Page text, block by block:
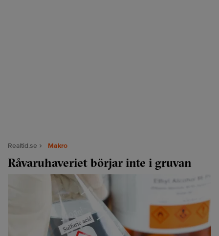
Realtid.se Makro
Råvaruhaveriet börjar inte i gruvan